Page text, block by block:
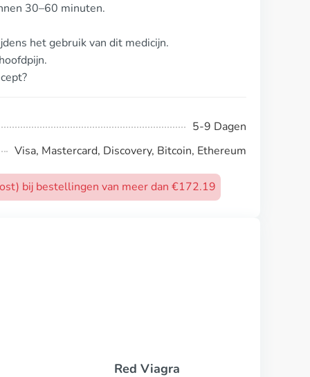
30–60 minuten.
het gebruik van dit medicijn.
5-9 Dagen
Visa, Mastercard, Discovery, Bitcoin, Ethereum
bij bestellingen van meer dan €172.19